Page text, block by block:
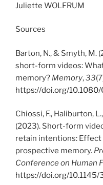
Juliette WOLFRUM
Sources
Barton, N., & Smyth,
short-form videos:
memory? Memory,33
https://doi.org/
Chiossi, F., Haliburton,
(2023). Short-form
retain intentions:
prospective memory.
Conference on Human
https://doi.org/